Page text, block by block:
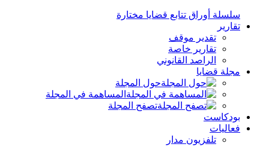
سلسلة أوراق تتابع قضايا مختارة
تقارير
تقدير موقف
تقارير خاصة
الراصد القانوني
مجلة قضايا
حول المجلة
المساهمة في المجلة
تصفح المجلة
بودكاست
فعاليات
تلفزيون مدار